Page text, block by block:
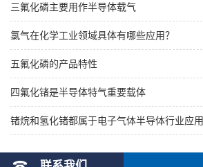
三氟化磷主要用作半导体载气
氯气在化学工业领域具体有哪些应用？
五氟化磷的产品特性
四氟化锗是半导体特气重要载体
锗烷和氢化锗都属于电子气体半导体行业应用